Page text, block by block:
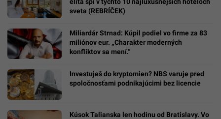
sveta (REBRÍČEK)
Miliardár Strnad: Kúpil podiel vo firme za 83
miliónov eur. „Charakter moderných
konfliktov sa mení.“
Investuješ do kryptomien? NBS varuje pred
spoločnosťami podnikajúcimi bez licencie
Kúsok Talianska len hodinu od Bratislavy. Vo